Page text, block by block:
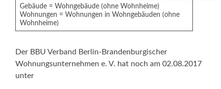
Gebäude = Wohngebäude (ohne Wohnheime)
Wohnungen = Wohnungen in Wohngebäuden (ohne
Wohnheime)
Der BBU Verband Berlin-Brandenburgischer
Wohnungsunternehmen e. V. hat noch am 02.08.2017
unter